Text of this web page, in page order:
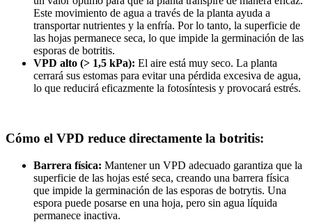
Este movimiento de agua a través de la planta ayuda a
transportar nutrientes y la enfría. Por lo tanto, la superficie de
las hojas permanece seca, lo que impide la germinación de las
esporas de botritis.
VPD alto (> 1,5 kPa): El aire está muy seco. La planta
cerrará sus estomas para evitar una pérdida excesiva de agua,
lo que reducirá eficazmente la fotosíntesis y provocará estrés.
Cómo el VPD reduce directamente la botritis:
Barrera física: Mantener un VPD adecuado garantiza que la
superficie de las hojas esté seca, creando una barrera física
que impide la germinación de las esporas de botrytis. Una
espora puede posarse en una hoja, pero sin agua líquida
permanece inactiva.